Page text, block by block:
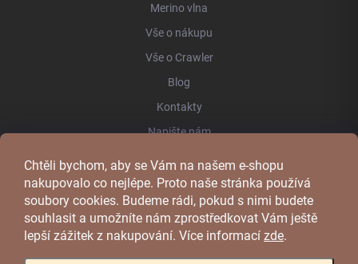
Chtěli bychom, aby se Vám na našem e-shopu
nakupovalo co nejlépe. Proto naše stránka používá
soubory cookies. Budeme rádi, pokud s nimi budete
souhlasit a umožníte nám zprostředkovat Vám ještě
lepší zážitek z nakupování. Více informací zde.
Merino vlna
Vše o nákupu
Vše o Crawler
Blog
Kontakty
Napište nám
FACEBOOK